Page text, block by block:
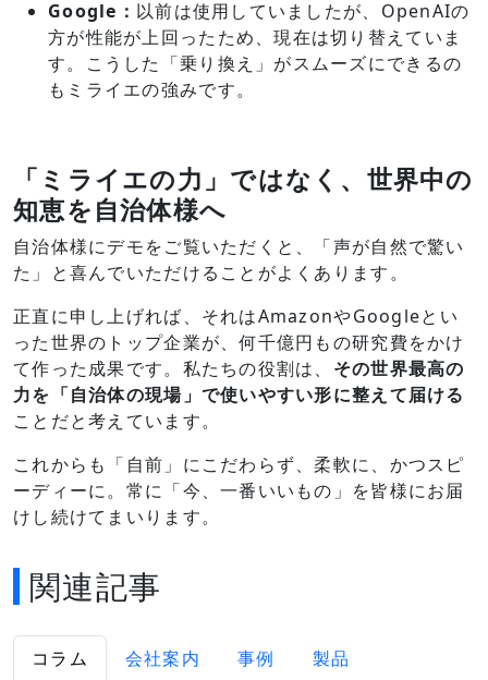
Google： 以前は使用していましたが、OpenAIの
方が性能が上回ったため、現在は切り替えていま
す。こうした「乗り換え」がスムーズにできるの
もミライエの強みです。
「ミライエの力」ではなく、世界中の
知恵を自治体様へ
自治体様にデモをご覧いただくと、「声が自然で驚い
た」と喜んでいただけることがよくあります。
正直に申し上げれば、それはAmazonやGoogleとい
った世界のトップ企業が、何千億円もの研究費をかけ
て作った成果です。私たちの役割は、 その世界最高の
力を「自治体の現場」で使いやすい形に整えて届ける
ことだと考えています。
これからも「自前」にこだわらず、柔軟に、かつスピ
ーディーに。常に「今、一番いいもの」を皆様にお届
けし続けてまいります。
関連記事
コラム 会社案内 事例 製品